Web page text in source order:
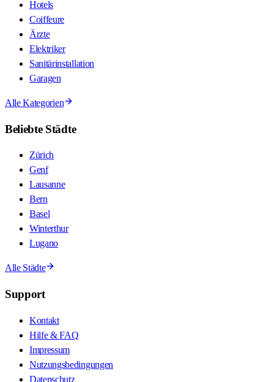
Hotels
Coiffeure
Ärzte
Elektriker
Sanitärinstallation
Garagen
Alle Kategorien
Beliebte Städte
Zürich
Genf
Lausanne
Bern
Basel
Winterthur
Lugano
Alle Städte
Support
Kontakt
Hilfe & FAQ
Impressum
Nutzungsbedingungen
Datenschutz